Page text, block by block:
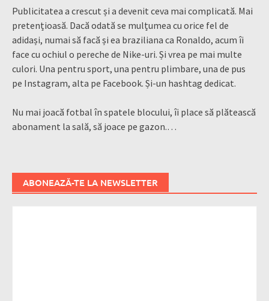
Publicitatea a crescut și a devenit ceva mai complicată. Mai
pretențioasă. Dacă odată se mulțumea cu orice fel de
adidași, numai să facă și ea braziliana ca Ronaldo, acum îi
face cu ochiul o pereche de Nike-uri. Și vrea pe mai multe
culori. Una pentru sport, una pentru plimbare, una de pus
pe Instagram, alta pe Facebook. Și-un hashtag dedicat.
Nu mai joacă fotbal în spatele blocului, îi place să plătească
abonament la sală, să joace pe gazon.…
ABONEAZĂ-TE LA NEWSLETTER